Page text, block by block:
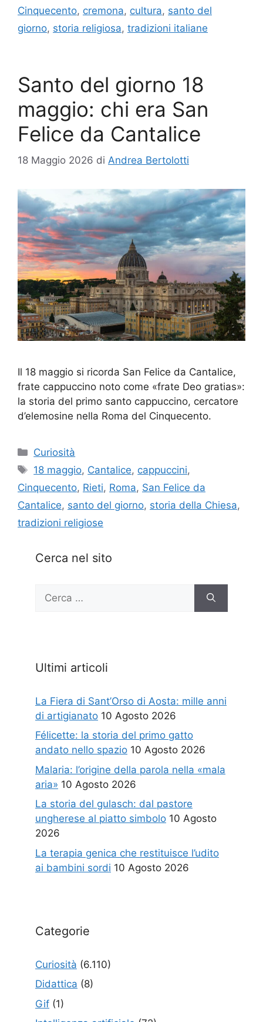
Cinquecento, cremona, cultura, santo del
giorno, storia religiosa, tradizioni italiane
Santo del giorno 18
maggio: chi era San
Felice da Cantalice
18 Maggio 2026 di Andrea Bertolotti
Il 18 maggio si ricorda San Felice da Cantalice,
frate cappuccino noto come «frate Deo gratias»:
la storia del primo santo cappuccino, cercatore
d’elemosine nella Roma del Cinquecento.
Categorie
Curiosità
Tag
18 maggio, Cantalice, cappuccini,
Cinquecento, Rieti, Roma, San Felice da
Cantalice, santo del giorno, storia della Chiesa,
tradizioni religiose
Cerca nel sito
per:
Ultimi articoli
La Fiera di Sant’Orso di Aosta: mille anni
di artigianato 10 Agosto 2026
Félicette: la storia del primo gatto
andato nello spazio 10 Agosto 2026
Malaria: l’origine della parola nella «mala
aria» 10 Agosto 2026
La storia del gulasch: dal pastore
ungherese al piatto simbolo 10 Agosto
2026
La terapia genica che restituisce l’udito
ai bambini sordi 10 Agosto 2026
Categorie
Curiosità (6.110)
Didattica (8)
Gif (1)